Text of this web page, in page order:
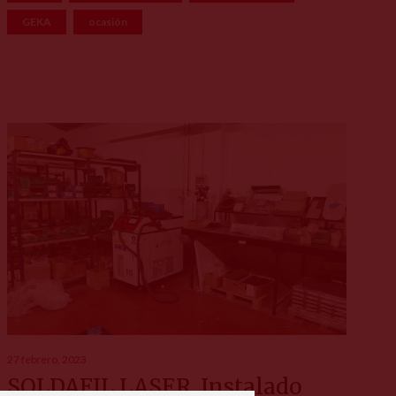
GEKA ocasión
27 febrero, 2023
SOLDAFIL LASER, Instalado